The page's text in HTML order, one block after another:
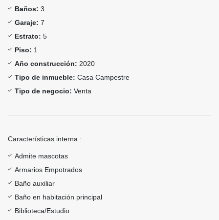
Baños: 3
Garaje: 7
Estrato: 5
Piso: 1
Año construcción: 2020
Tipo de inmueble: Casa Campestre
Tipo de negocio: Venta
Características interna :
Admite mascotas
Armarios Empotrados
Baño auxiliar
Baño en habitación principal
Biblioteca/Estudio